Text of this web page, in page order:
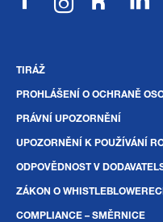
TIRÁŽ
PROHLÁŠENÍ O OCHRANĚ
PRÁVNÍ UPOZORNĚNÍ
UPOZORNĚNÍ K POUŽÍVÁNÍ
ODPOVĚDNOST V
ZÁKON O
COMPLIANCE – SMĚRNICE